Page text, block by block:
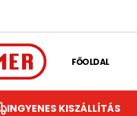
FŐOLDAL
INGYENES KISZÁLLÍTÁS